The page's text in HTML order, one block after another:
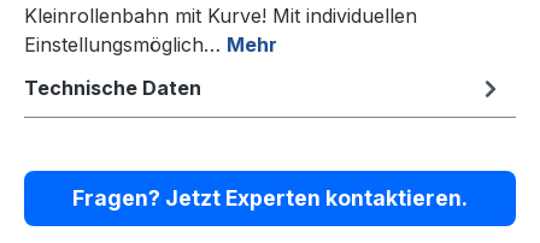
Kleinrollenbahn mit Kurve! Mit individuellen
Einstellungsmöglich… Mehr
Technische Daten
Fragen? Jetzt Experten kontaktieren.